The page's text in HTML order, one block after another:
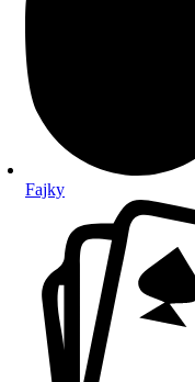
Fajky